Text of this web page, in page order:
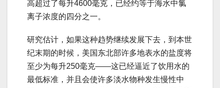
高超过了每升4600毫克，已经约等于海水中氯
离子浓度的四分之一。
研究估计，如果这种趋势继续发展下去，到本世
纪末期的时候，美国东北部许多地表水的盐度将
至少为每升250毫克——这已经逼近了饮用水的
最低标准，并且会使许多淡水物种发生慢性中